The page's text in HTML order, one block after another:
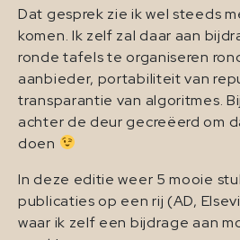
Dat gesprek zie ik wel steeds
komen. Ik zelf zal daar aan
ronde tafels te organiseren
aanbieder, portabiliteit van
transparantie van algoritmes.
achter de deur gecreëerd om
doen
In deze editie weer 5 mooie
publicaties op een rij (AD,
waar ik zelf een bijdrage aan